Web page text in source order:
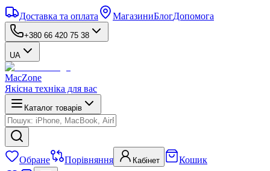
Доставка та оплата МагазиниБлогДопомога
+380 66 420 75 38
UA
MacZone
Якісна техніка для вас
Каталог товарів
Обране Порівняння Кабінет Кошик